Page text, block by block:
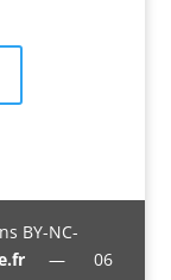
BY-NC-
— 06